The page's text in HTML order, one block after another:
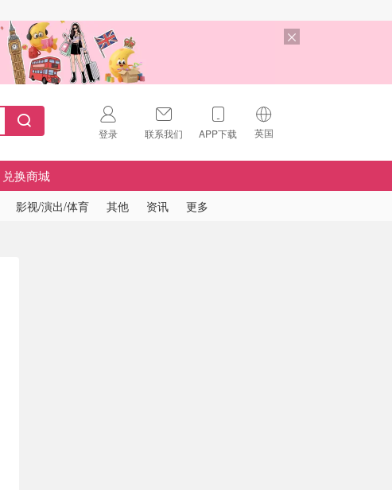
登录 联系我们 APP下载 英国
🇺🇸
🇨🇳
中国
兑换商城
影视/演出/体育 其他 资讯 更多